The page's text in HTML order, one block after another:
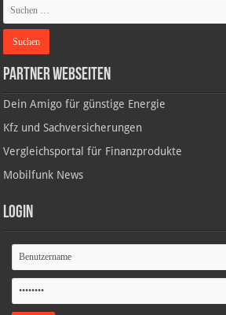
Partner Webseiten
Dein Amigo für günstige Energie
Kfz und Sachversicherungen
Vergleichsportal für Finanzprodukte
Mobilfunk News
Login